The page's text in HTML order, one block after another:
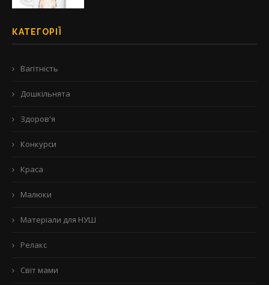
КАТЕГОРІЇ
Вагітність
Дошкільнята
Здоров'я
Конкурси
Краса
Малюки
Матеріали для НУШ
Релакс
Світ мами